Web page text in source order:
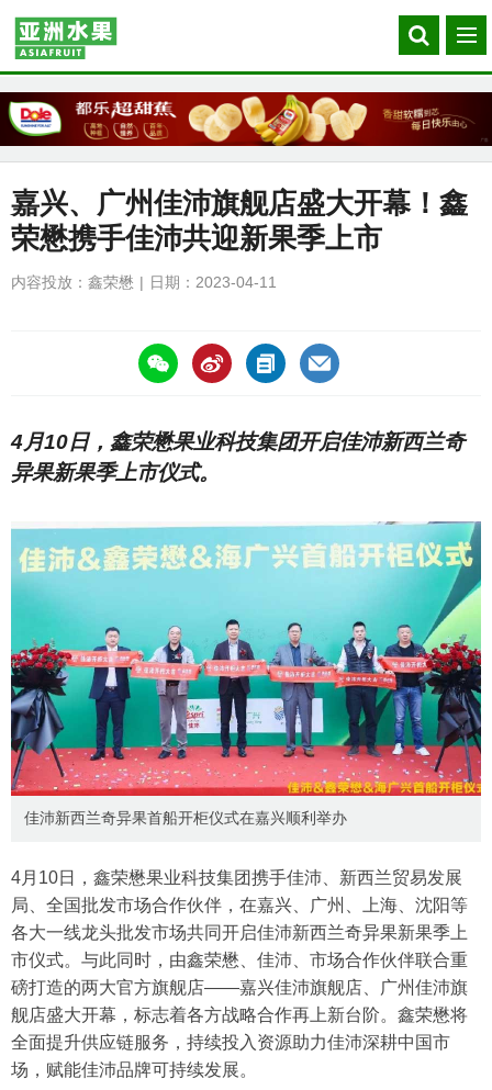
Search
our
菜
单
嘉兴、广州佳沛旗舰店盛大开幕！鑫
荣懋携手佳沛共迎新果季上市
内容投放：鑫荣懋 日期：2023-04-11
https://asiafruitchina.net/24917.html
4月10日，鑫荣懋果业科技集团开启佳沛新西兰奇
异果新果季上市仪式。
佳沛新西兰奇异果首船开柜仪式在嘉兴顺利举办
4月10日，鑫荣懋果业科技集团携手佳沛、新西兰贸易发展
局、全国批发市场合作伙伴，在嘉兴、广州、上海、沈阳等
各大一线龙头批发市场共同开启佳沛新西兰奇异果新果季上
市仪式。与此同时，由鑫荣懋、佳沛、市场合作伙伴联合重
磅打造的两大官方旗舰店——嘉兴佳沛旗舰店、广州佳沛旗
舰店盛大开幕，标志着各方战略合作再上新台阶。鑫荣懋将
全面提升供应链服务，持续投入资源助力佳沛深耕中国市
场，赋能佳沛品牌可持续发展。